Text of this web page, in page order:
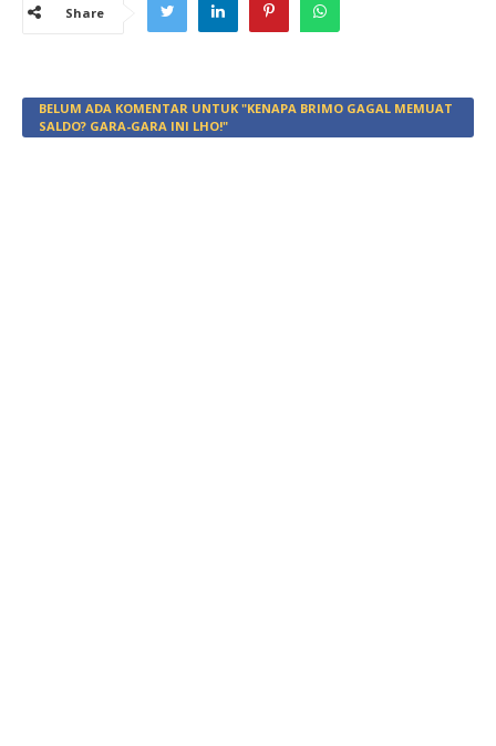
Share
BELUM ADA KOMENTAR UNTUK "KENAPA BRIMO GAGAL MEMUAT
SALDO? GARA-GARA INI LHO!"